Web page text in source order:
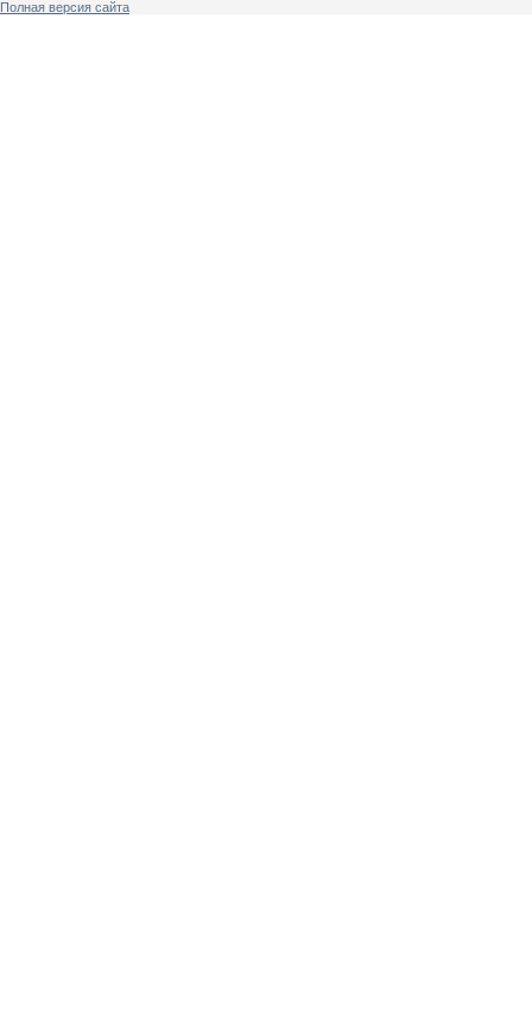
Полная версия сайта